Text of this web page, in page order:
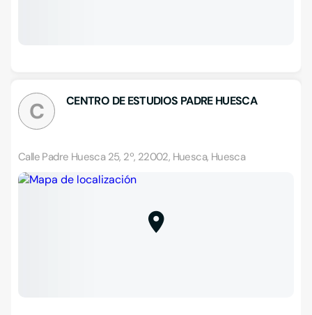
C CENTRO DE ESTUDIOS PADRE HUESCA
Calle Padre Huesca 25, 2º, 22002, Huesca, Huesca